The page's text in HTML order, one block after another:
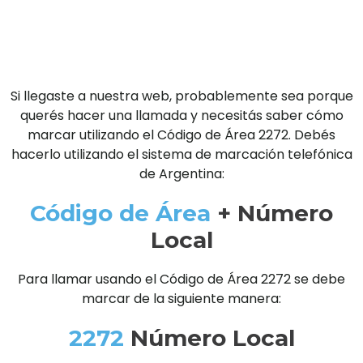
Si llegaste a nuestra web, probablemente sea porque
querés hacer una llamada y necesitás saber cómo
marcar utilizando el Código de Área 2272. Debés
hacerlo utilizando el sistema de marcación telefónica
de Argentina:
Código de Área + Número
Local
Para llamar usando el Código de Área 2272 se debe
marcar de la siguiente manera:
2272 Número Local